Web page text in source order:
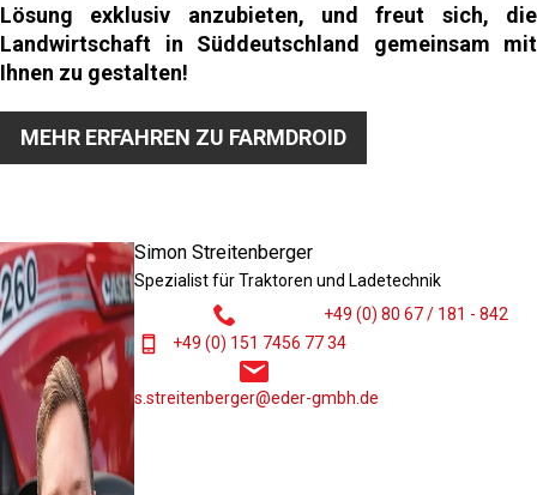
Lösung exklusiv anzubieten, und freut sich, die
Landwirtschaft in Süddeutschland gemeinsam mit
Ihnen zu gestalten!
MEHR ERFAHREN ZU FARMDROID
Simon Streitenberger
Spezialist für Traktoren und Ladetechnik
+49 (0) 80 67 / 181 - 842
+49 (0) 151 7456 77 34
s.streitenberger@eder-gmbh.de